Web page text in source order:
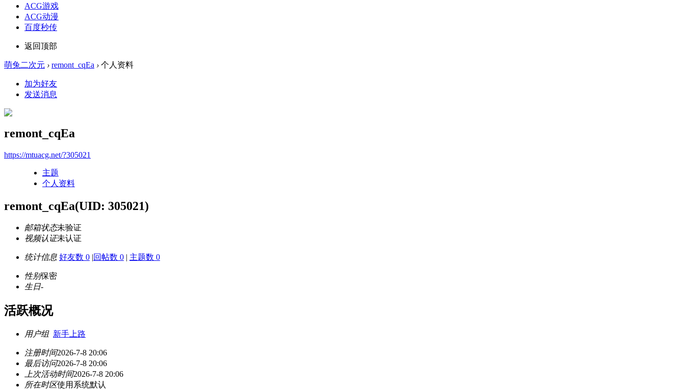
ACG游戏
ACG动漫
百度秒传
返回顶部
萌兔二次元 › remont_cqEa › 个人资料
加为好友
发送消息
remont_cqEa
https://mtuacg.net/?305021
主题
个人资料
remont_cqEa(UID: 305021)
邮箱状态未验证
视频认证未认证
统计信息 好友数 0 |回帖数 0 | 主题数 0
性别保密
生日-
活跃概况
用户组 新手上路
注册时间2026-7-8 20:06
最后访问2026-7-8 20:06
上次活动时间2026-7-8 20:06
所在时区使用系统默认